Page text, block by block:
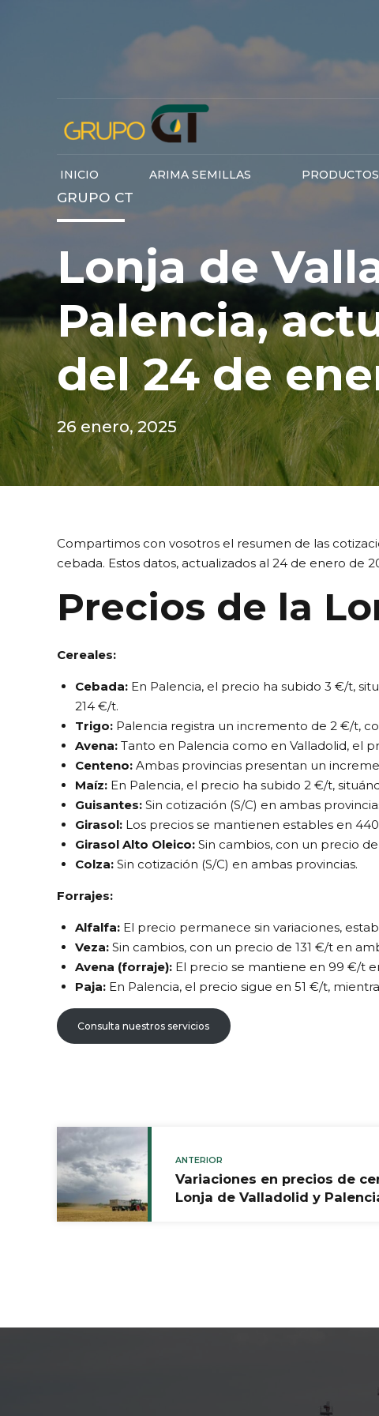
INICIO ARIMA SEMILLAS PRODUCTOS
GRUPO CT
Lonja de
Palencia,
del 24 de
26 enero, 2025
Compartimos con vosotros el resumen de las
cebada. Estos datos, actualizados al 24 de enero de
Precios de la
Cereales:
Cebada:En Palencia, el precio ha subido 3 €/t,
214 €/t.
Trigo:Palencia registra un incremento de 2 €/t,
Avena:Tanto en Palencia como en Valladolid, el
Centeno:Ambas provincias presentan un
Maíz:En Palencia, el precio ha subido 2 €/t,
Guisantes:Sin cotización (S/C) en ambas
Girasol:Los precios se mantienen estables en
Girasol Alto Oleico:Sin cambios, con un precio
Colza:Sin cotización (S/C) en ambas provincias.
Forrajes:
Alfalfa:El precio permanece sin variaciones,
Veza:Sin cambios, con un precio de 131 €/t en
Avena (forraje):El precio se mantiene en 99 €/t
Paja:En Palencia, el precio sigue en 51 €/t,
Consulta nuestros servicios
ANTERIOR
Variaciones en precios de
Lonja de Valladolid y